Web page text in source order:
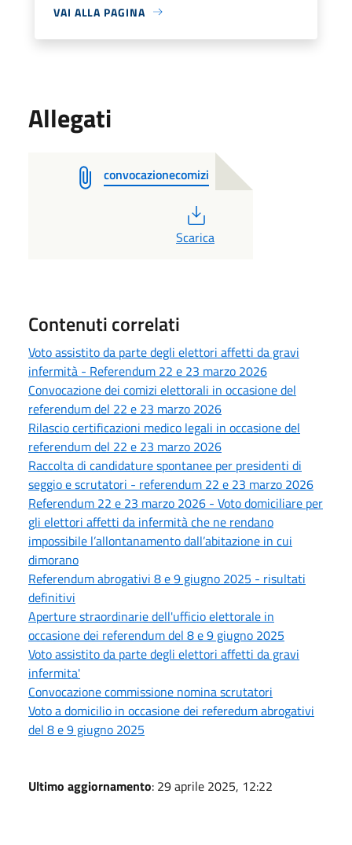
VAI ALLA PAGINA
Allegati
convocazionecomizi
Scarica
Contenuti correlati
Voto assistito da parte degli elettori affetti da gravi
infermità - Referendum 22 e 23 marzo 2026
Convocazione dei comizi elettorali in occasione del
referendum del 22 e 23 marzo 2026
Rilascio certificazioni medico legali in occasione del
referendum del 22 e 23 marzo 2026
Raccolta di candidature spontanee per presidenti di
seggio e scrutatori - referendum 22 e 23 marzo 2026
Referendum 22 e 23 marzo 2026 - Voto domiciliare per
gli elettori affetti da infermità che ne rendano
impossibile l’allontanamento dall’abitazione in cui
dimorano
Referendum abrogativi 8 e 9 giugno 2025 - risultati
definitivi
Aperture straordinarie dell'ufficio elettorale in
occasione dei referendum del 8 e 9 giugno 2025
Voto assistito da parte degli elettori affetti da gravi
infermita'
Convocazione commissione nomina scrutatori
Voto a domicilio in occasione dei referedum abrogativi
del 8 e 9 giugno 2025
Ultimo aggiornamento: 29 aprile 2025, 12:22